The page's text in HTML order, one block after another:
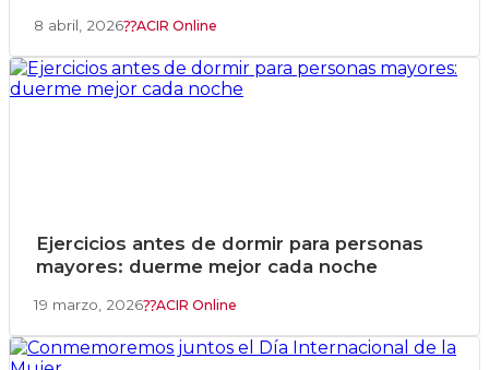
8 abril, 2026 ACIR Online
Ejercicios antes de dormir para personas
mayores: duerme mejor cada noche
19 marzo, 2026 ACIR Online